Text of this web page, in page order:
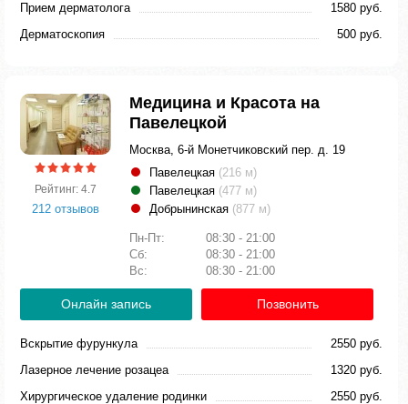
Прием дерматолога
1580 руб.
Дерматоскопия
500 руб.
Рейтинг: 4.7
212 отзывов
Медицина и Красота на
Павелецкой
Москва, 6-й Монетчиковский пер. д. 19
Павелецкая (216 м)
Павелецкая (477 м)
Добрынинская (877 м)
Пн-Пт:
08:30 - 21:00
Сб:
08:30 - 21:00
Вс:
08:30 - 21:00
Онлайн запись Позвонить
Вскрытие фурункула
2550 руб.
Лазерное лечение розацеа
1320 руб.
Хирургическое удаление родинки
2550 руб.